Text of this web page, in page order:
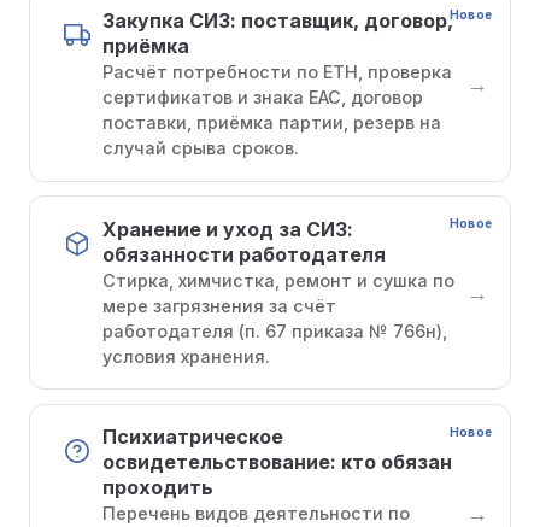
Новое
Закупка СИЗ: поставщик, договор,
приёмка
Расчёт потребности по ЕТН, проверка
сертификатов и знака ЕАС, договор
поставки, приёмка партии, резерв на
случай срыва сроков.
→
Новое
Хранение и уход за СИЗ:
обязанности работодателя
Стирка, химчистка, ремонт и сушка по
мере загрязнения за счёт
работодателя (п. 67 приказа № 766н),
условия хранения.
→
Новое
Психиатрическое
освидетельствование: кто обязан
проходить
Перечень видов деятельности по
→